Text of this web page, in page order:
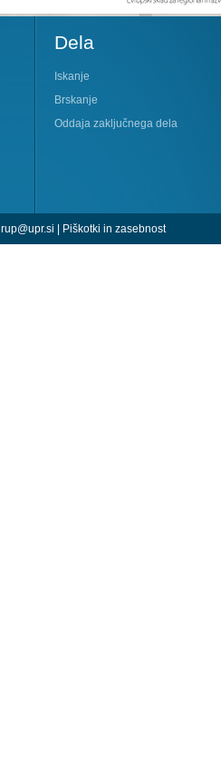
Dela
Iskanje
Brskanje
Oddaja zaključnega dela
rup@upr.si | Piškotki in zasebnost